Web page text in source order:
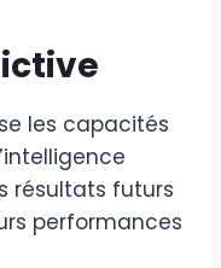
les capacités
résultats futurs
performances